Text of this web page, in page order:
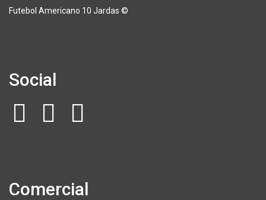
Futebol Americano 10 Jardas ©
Social
Comercial